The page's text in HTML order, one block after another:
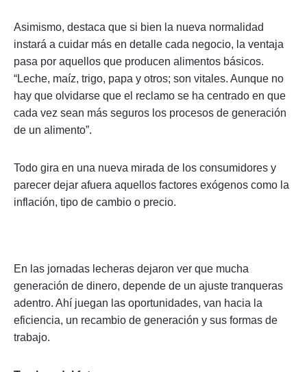
Asimismo, destaca que si bien la nueva normalidad
instará a cuidar más en detalle cada negocio, la ventaja
pasa por aquellos que producen alimentos básicos.
“Leche, maíz, trigo, papa y otros; son vitales. Aunque no
hay que olvidarse que el reclamo se ha centrado en que
cada vez sean más seguros los procesos de generación
de un alimento”.
Todo gira en una nueva mirada de los consumidores y
parecer dejar afuera aquellos factores exógenos como la
inflación, tipo de cambio o precio.
En las jornadas lecheras dejaron ver que mucha
generación de dinero, depende de un ajuste tranqueras
adentro. Ahí juegan las oportunidades, van hacia la
eficiencia, un recambio de generación y sus formas de
trabajo.